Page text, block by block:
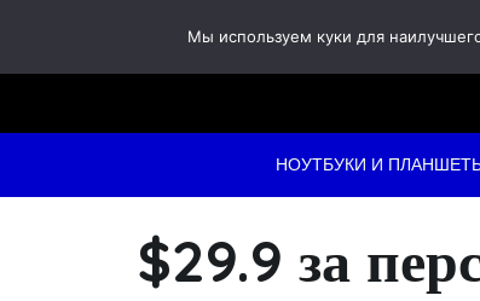
content
НОУТБУКИ И
$29.9 за
Мы используем куки для